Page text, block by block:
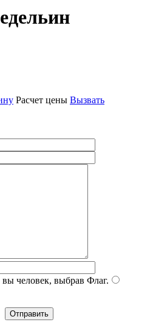
Расчет цены Вызвать
человек, выбрав Флаг.